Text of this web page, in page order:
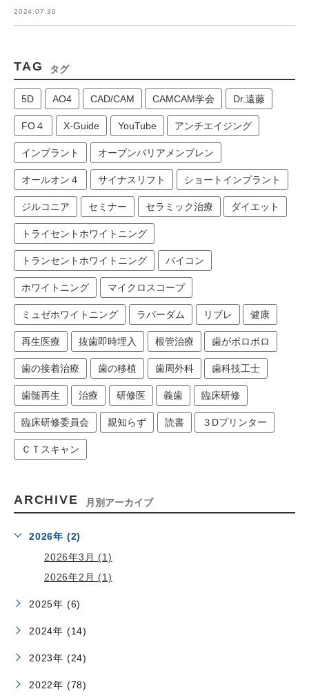
2024.07.30
TAG タグ
5D AO4 CAD/CAM CAMCAM学会 Dr.遠藤
FO４ X-Guide YouTube アンチエイジング
インプラント オープンバリアメンブレン
オールオン４ サイナスリフト ショートインプラント
ジルコニア セミナー セラミック治療 ダイエット
トライセントホワイトニング
トランセントホワイトニング バイコン
ホワイトニング マイクロスコープ
ミュゼホワイトニング ラバーダム リブレ 健康
再生医療 抜歯即時埋入 根管治療 歯がボロボロ
歯の接着治療 歯の移植 歯周外科 歯科技工士
歯髄再生 治療 研修医 義歯 臨床研修
臨床研修委員会 親知らず 読書 ３Dプリンター
ＣＴスキャン
ARCHIVE 月別アーカイブ
2026年 (2)
2026年3月 (1)
2026年2月 (1)
2025年 (6)
2024年 (14)
2023年 (24)
2022年 (78)